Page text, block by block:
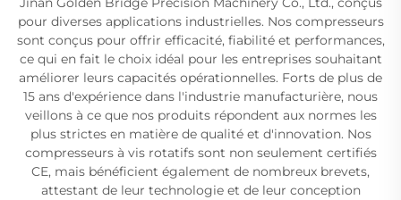
pour diverses applications industrielles. Nos compresseurs
sont conçus pour offrir efficacité, fiabilité et performances,
ce qui en fait le choix idéal pour les entreprises souhaitant
améliorer leurs capacités opérationnelles. Forts de plus de
15 ans d'expérience dans l'industrie manufacturière, nous
veillons à ce que nos produits répondent aux normes les
plus strictes en matière de qualité et d'innovation. Nos
compresseurs à vis rotatifs sont non seulement certifiés
CE, mais bénéficient également de nombreux brevets,
attestant de leur technologie et de leur conception